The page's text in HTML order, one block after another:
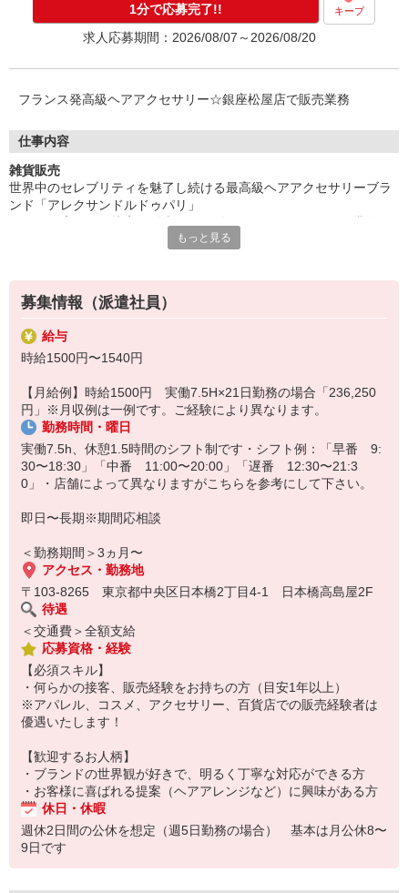
1分で応募完了!! キープ
求人応募期間：2026/08/07～2026/08/20
フランス発高級ヘアアクセサリー☆銀座松屋店で販売業務
仕事内容
雑貨販売
世界中のセレブリティを魅了し続ける最高級ヘアアクセサリーブラ
ンド「アレクサンドルドゥパリ」
・週5日、フルタイム、土日祝勤務可能な方
・制服貸与あり！
無理なくお仕事をスタートできます☆
・交通費全額支給◎
店舗人数は4名と少人数構成！
平均年齢は25歳と、20代〜30代前半の方にご勤務いただいておりま
す！
「このお洋服にはどのクリップが合うかしら？」といったご相談に
対し、実際にヘアアレンジをお見せしながらトータルコーディネー
たお仕事です！
をされた経験も活かすことができます◎
もっと見る
募集情報（派遣社員）
給与
時給1500円〜1540円
【月給例】時給1500円 実働7.5H×21日勤務の場合「236,250
円」※月収例は一例です。ご経験により異なります。
勤務時間・曜日
実働7.5h、休憩1.5時間のシフト制です・シフト例：「早番 9:
30〜18:30」「中番 11:00〜20:00」「遅番 12:30〜21:3
0」・店舗によって異なりますがこちらを参考にして下さい。
即日〜長期※期間応相談
＜勤務期間＞3ヵ月〜
アクセス・勤務地
〒103-8265 東京都中央区日本橋2丁目4-1 日本橋高島屋2F
待遇
＜交通費＞全額支給
応募資格・経験
【必須スキル】
・何らかの接客、販売経験をお持ちの方（目安1年以上）
※アパレル、コスメ、アクセサリー、百貨店での販売経験者は
優遇いたします！
【歓迎するお人柄】
・ブランドの世界観が好きで、明るく丁寧な対応ができる方
・お客様に喜ばれる提案（ヘアアレンジなど）に興味がある方
休日・休暇
週休2日間の公休を想定（週5日勤務の場合） 基本は月公休8〜
9日です